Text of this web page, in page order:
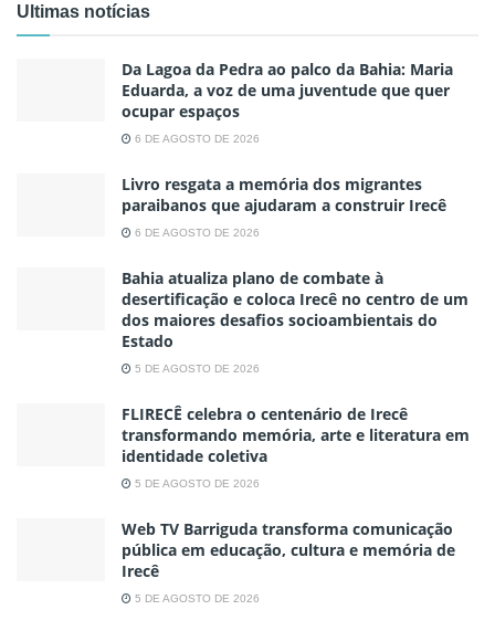
Ultimas notícias
Da Lagoa da Pedra ao palco da Bahia: Maria
Eduarda, a voz de uma juventude que quer
ocupar espaços
6 DE AGOSTO DE 2026
Livro resgata a memória dos migrantes
paraibanos que ajudaram a construir Irecê
6 DE AGOSTO DE 2026
Bahia atualiza plano de combate à
desertificação e coloca Irecê no centro de um
dos maiores desafios socioambientais do
Estado
5 DE AGOSTO DE 2026
FLIRECÊ celebra o centenário de Irecê
transformando memória, arte e literatura em
identidade coletiva
5 DE AGOSTO DE 2026
Web TV Barriguda transforma comunicação
pública em educação, cultura e memória de
Irecê
5 DE AGOSTO DE 2026